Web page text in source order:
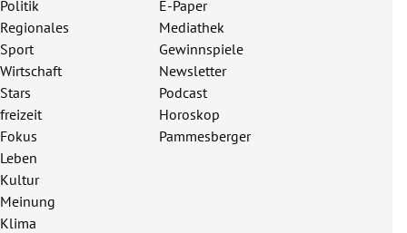
Politik
Regionales
Sport
Wirtschaft
Stars
freizeit
Fokus
Leben
Kultur
Meinung
Klima
E-Paper
Mediathek
Gewinnspiele
Newsletter
Podcast
Horoskop
Pammesberger